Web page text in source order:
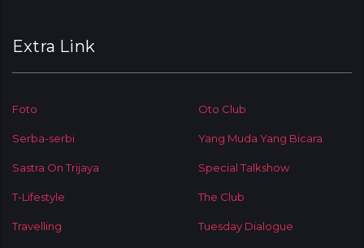
Extra Link
Foto Oto Club
Serba-serbi Yang Muda Yang Bicara
Sastra On Trijaya Special Talkshow
T-Lifestyle The Club
Travelling Tuesday Dialogue